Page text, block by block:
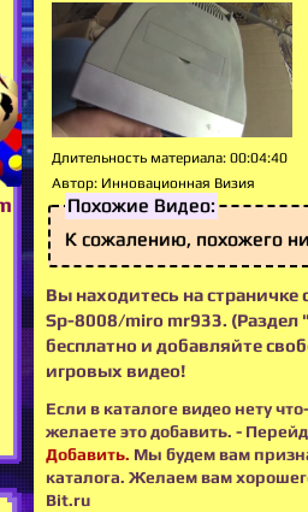
Длительность материала: 00:04:40
Автор: Инновационная Визия
Похожие Видео:
К сожалению, похожего
Вы находитесь на страничке
Sp-8008/miro mr933.
бесплатно и добавляйте
игровых видео!
Если в каталоге видео нету
желаете это добавить. -
Добавить. Мы будем вам
каталога. Желаем вам
Bit.ru